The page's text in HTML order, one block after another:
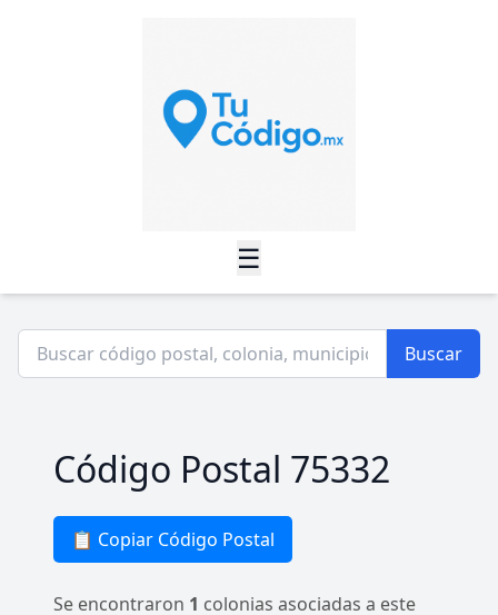
☰
Buscar
Código Postal 75332
📋 Copiar Código Postal
Se encontraron 1 colonias asociadas a este